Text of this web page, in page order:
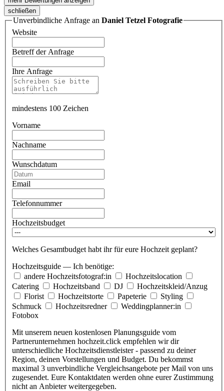
schließen
Unverbindliche Anfrage an Daniel Tetzel Fotografie
Website
Betreff der Anfrage
Ihre Anfrage
mindestens 100 Zeichen
Vorname
Nachname
Wunschdatum
Email
Telefonnummer
Hochzeitsbudget
Welches Gesamtbudget habt ihr für eure Hochzeit geplant?
Hochzeitsguide — Ich benötige:
andere Hochzeitsfotograf:in
Hochzeitslocation
Catering
Hochzeitsband DJ
Hochzeitskleid/Anzug
Florist
Hochzeitstorte Papeterie
Styling
Schmuck
Hochzeitsredner
Weddingplanner:in
Fotobox
Mit unserem neuen kostenlosen Planungsguide vom
Partnerunternehmen hochzeit.click empfehlen wir dir
unterschiedliche Hochzeitsdienstleister - passend zu deiner
Region, deinen Vorstellungen und Budget. Du bekommst
maximal 3 unverbindliche Vergleichsangebote per Mail von uns
zugesendet. Eure Kontaktdaten werden ohne eurer Zustimmung
nicht an Anbieter weitergegeben.